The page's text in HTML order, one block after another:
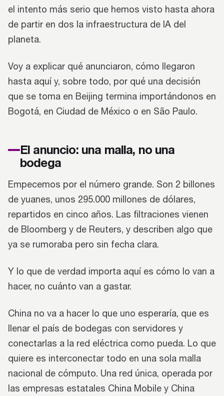
el intento más serio que hemos visto hasta ahora
de partir en dos la infraestructura de IA del
planeta.
Voy a explicar qué anunciaron, cómo llegaron
hasta aquí y, sobre todo, por qué una decisión
que se toma en Beijing termina importándonos en
Bogotá, en Ciudad de México o en São Paulo.
El anuncio: una malla, no una
bodega
Empecemos por el número grande. Son 2 billones
de yuanes, unos 295.000 millones de dólares,
repartidos en cinco años. Las filtraciones vienen
de Bloomberg y de Reuters, y describen algo que
ya se rumoraba pero sin fecha clara.
Y lo que de verdad importa aquí es cómo lo van a
hacer, no cuánto van a gastar.
China no va a hacer lo que uno esperaría, que es
llenar el país de bodegas con servidores y
conectarlas a la red eléctrica como pueda. Lo que
quiere es interconectar todo en una sola malla
nacional de cómputo. Una red única, operada por
las empresas estatales China Mobile y China